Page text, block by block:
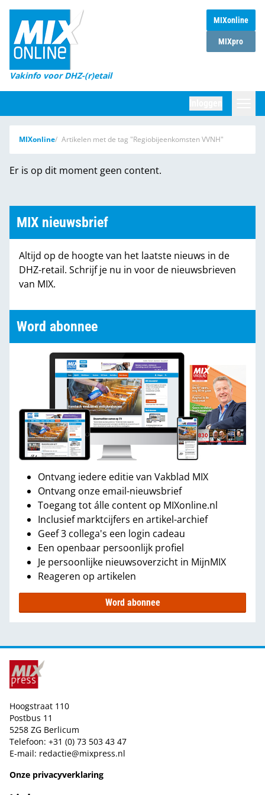
MIXonline
MIXpro
Vakinfo voor DHZ-(r)etail
Home
Magazines
DHZ Sessie
Marktcijfers
Word abonnee
MIXonline Artikelen met de tag "Regiobijeenkomsten VVNH"
Er is op dit moment geen content.
MIX nieuwsbrief
Altijd op de hoogte van het laatste nieuws in de
DHZ-retail. Schrijf je nu in voor de nieuwsbrieven
van MIX.
Word abonnee
Ontvang iedere editie van Vakblad MIX
Ontvang onze email-nieuwsbrief
Toegang tot álle content op MIXonline.nl
Inclusief marktcijfers en artikel-archief
Geef 3 collega's een login cadeau
Een openbaar persoonlijk profiel
Je persoonlijke nieuwsoverzicht in MijnMIX
Reageren op artikelen
Word abonnee
Hoogstraat 110
Postbus 11
5258 ZG Berlicum
Telefoon: +31 (0) 73 503 43 47
E-mail: redactie@mixpress.nl
Onze privacyverklaring